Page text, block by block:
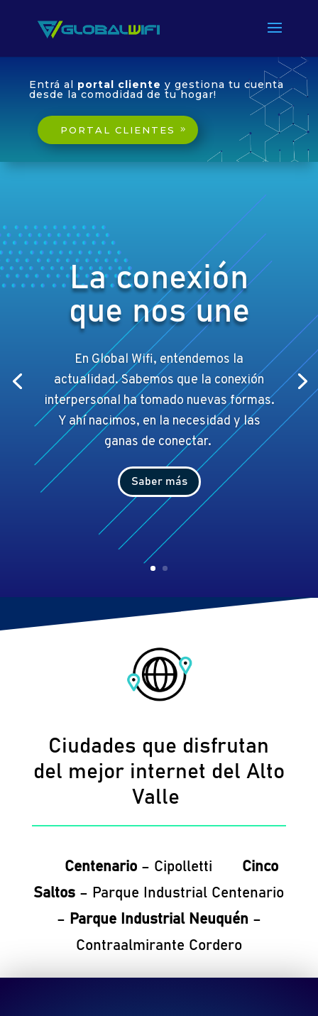
Entrá al portal cliente y gestiona tu cuenta
desde la comodidad de tu hogar!
PORTAL CLIENTES
La conexión
que nos une
En Global Wifi, entendemos la
actualidad. Sabemos que la conexión
interpersonal ha tomado nuevas formas.
Y ahí nacimos, en la necesidad y las
ganas de conectar.
Saber más
Ciudades que disfrutan
del mejor internet del Alto
Valle
Centenario – Cipolletti
Cinco
Saltos – Parque Industrial Centenario
– Parque Industrial Neuquén –
Contraalmirante Cordero